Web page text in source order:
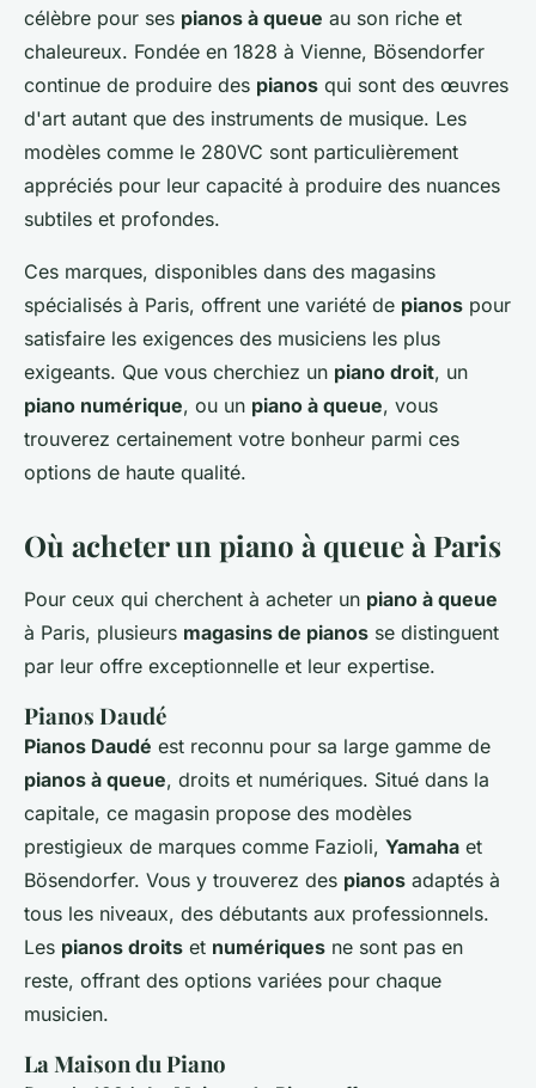
célèbre pour ses pianos à queue au son riche et
chaleureux. Fondée en 1828 à Vienne, Bösendorfer
continue de produire des pianos qui sont des œuvres
d'art autant que des instruments de musique. Les
modèles comme le 280VC sont particulièrement
appréciés pour leur capacité à produire des nuances
subtiles et profondes.
Ces marques, disponibles dans des magasins
spécialisés à Paris, offrent une variété de pianos pour
satisfaire les exigences des musiciens les plus
exigeants. Que vous cherchiez un piano droit, un
piano numérique, ou un piano à queue, vous
trouverez certainement votre bonheur parmi ces
options de haute qualité.
Où acheter un piano à queue à Paris
Pour ceux qui cherchent à acheter un piano à queue
à Paris, plusieurs magasins de pianos se distinguent
par leur offre exceptionnelle et leur expertise.
Pianos Daudé
Pianos Daudé est reconnu pour sa large gamme de
pianos à queue, droits et numériques. Situé dans la
capitale, ce magasin propose des modèles
prestigieux de marques comme Fazioli, Yamaha et
Bösendorfer. Vous y trouverez des pianos adaptés à
tous les niveaux, des débutants aux professionnels.
Les pianos droits et numériques ne sont pas en
reste, offrant des options variées pour chaque
musicien.
La Maison du Piano